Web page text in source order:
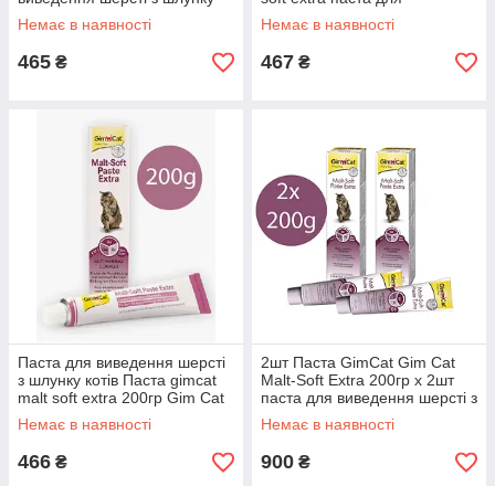
котів GIMBORN 06/27 gimcat
malt soft extra
Немає в наявності
465 ₴
виведення шерсті з шлунку
котів GIMBORN 06/27
Немає в наявності
467 ₴
Паста для виведення шерсті
з шлунку котів Паста gimcat
malt soft extra 200гр Gim Cat
07/27 gimcat malt soft extra
Немає в наявності
466 ₴
2шт Паста GimCat Gim Cat
Malt-Soft Extra 200гр х 2шт
паста для виведення шерсті з
шлунку котів GIMBORN 2шт
gimcat malt soft extra
Немає в наявності
900 ₴